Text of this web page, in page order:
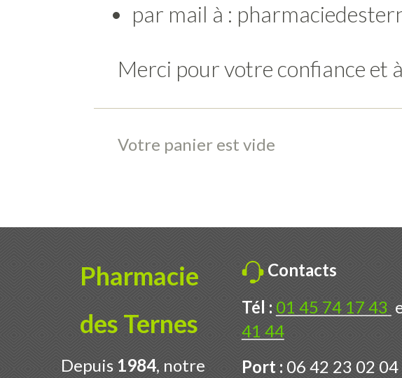
par mail à :
Merci pour votre confiance et
Votre panier est vide
Pharmacie
des Ternes
Depuis 1984, notre
Contacts
Tél : 01 45 74 17 43
41 44
Port : 06 42 23 02 04